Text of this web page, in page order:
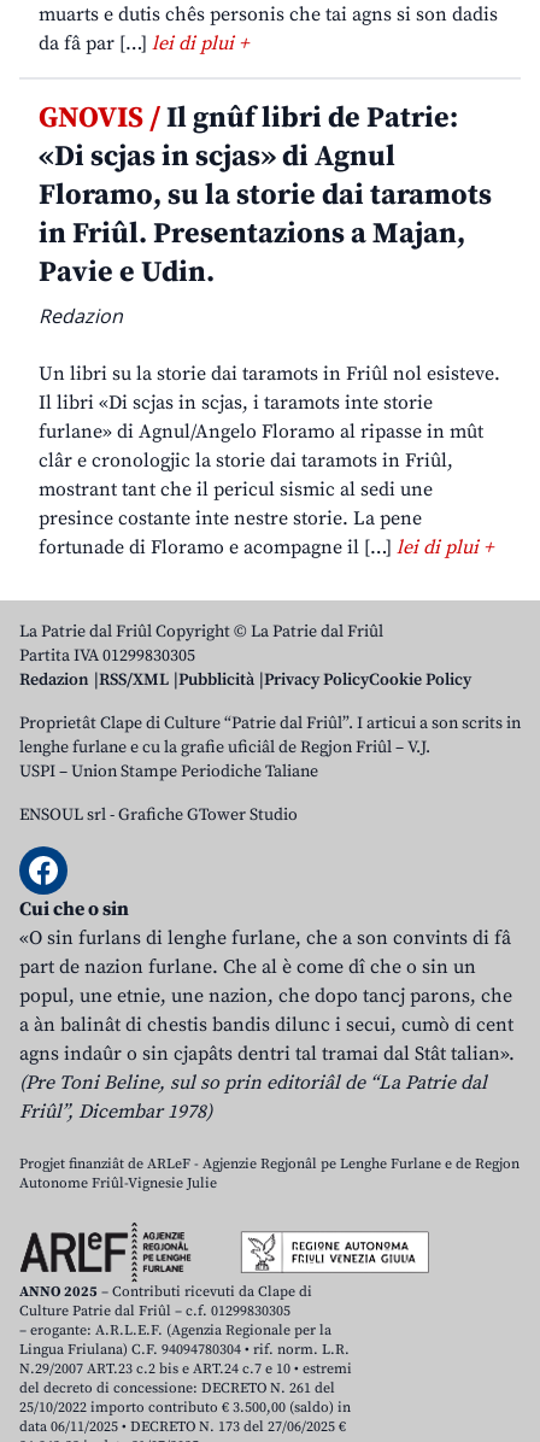
muarts e dutis chês personis che tai agns si son dadis
da fâ par […] lei di plui +
GNOVIS /Il gnûf libri de Patrie:
«Di scjas in scjas» di Agnul
Floramo, su la storie dai taramots
in Friûl. Presentazions a Majan,
Pavie e Udin.
Redazion
Un libri su la storie dai taramots in Friûl nol esisteve.
Il libri «Di scjas in scjas, i taramots inte storie
furlane» di Agnul/Angelo Floramo al ripasse in mût
clâr e cronologjic la storie dai taramots in Friûl,
mostrant tant che il pericul sismic al sedi une
presince costante inte nestre storie. La pene
fortunade di Floramo e acompagne il […] lei di plui +
La Patrie dal Friûl Copyright © La Patrie dal Friûl
Partita IVA 01299830305
Redazion RSS/XML Pubblicità Privacy PolicyCookie Policy
Proprietât Clape di Culture “Patrie dal Friûl”. I articui a son scrits in
lenghe furlane e cu la grafie uficiâl de Regjon Friûl – V.J.
USPI – Union Stampe Periodiche Taliane
ENSOUL srl-Grafiche GTower Studio
Cui che o sin
«O sin furlans di lenghe furlane, che a son convints di fâ
part de nazion furlane. Che al è come dî che o sin un
popul, une etnie, une nazion, che dopo tancj parons, che
a àn balinât di chestis bandis dilunc i secui, cumò di cent
agns indaûr o sin cjapâts dentri tal tramai dal Stât talian».
(Pre Toni Beline, sul so prin editoriâl de “La Patrie dal
Friûl”, Dicembar 1978)
Progjet finanziât de ARLeF - Agjenzie Regjonâl pe Lenghe Furlane e de Regjon
Autonome Friûl-Vignesie Julie
ANNO 2025 – Contributi ricevuti da Clape di
Culture Patrie dal Friûl – c.f. 01299830305
– erogante: A.R.L.E.F. (Agenzia Regionale per la
Lingua Friulana) C.F. 94094780304 • rif. norm. L.R.
N.29/2007 ART.23 c.2 bis e ART.24 c.7 e 10 • estremi
del decreto di concessione: DECRETO N. 261 del
25/10/2022 importo contributo € 3.500,00 (saldo) in
data 06/11/2025 • DECRETO N. 173 del 27/06/2025 €